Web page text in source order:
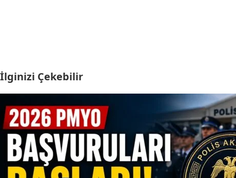
İlginizi Çekebilir